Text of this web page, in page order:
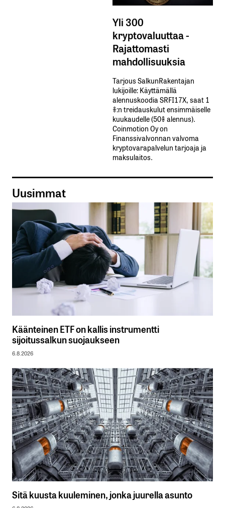
Yli 300
kryptovaluuttaa -
Rajattomasti
mahdollisuuksia
Tarjous SalkunRakentajan
lukijoille: Käyttämällä​ ​
alennuskoodia​ ​SRFI17X,​ ​saat​ ​1
%:n treidauskulut​ ​ensimmäiselle​ ​
kuukaudelle​ ​(50%​ ​alennus).
Coinmotion Oy on
Finanssivalvonnan valvoma
kryptovarapalvelun tarjoaja ja
maksulaitos.
Uusimmat
Käänteinen ETF on kallis instrumentti
sijoitussalkun suojaukseen
6.8.2026
Sitä kuusta kuuleminen, jonka juurella asunto